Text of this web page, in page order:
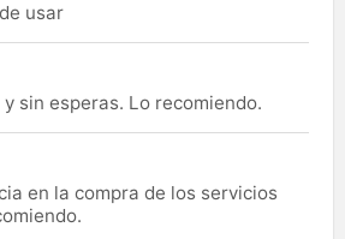
usar
sin esperas. Lo recomiendo.
en la compra de los servicios